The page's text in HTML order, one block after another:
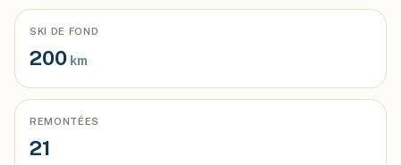
SKI DE FOND
200 km
REMONTÉES
21